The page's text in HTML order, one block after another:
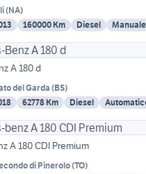
(NA)
160000 Km Diesel Manuale
A 180 d
del Garda (BS)
62778 Km Diesel
A 180 CDI Premium
di Pinerolo(TO)